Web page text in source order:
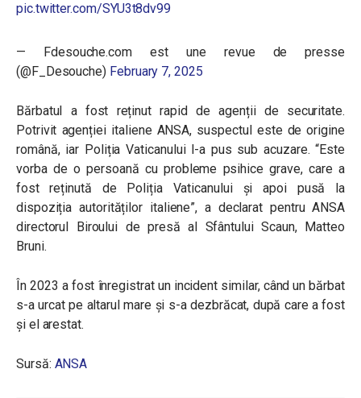
pic.twitter.com/SYU3t8dv99
— Fdesouche.com est une revue de presse
(@F_Desouche) February 7, 2025
Bărbatul a fost reținut rapid de agenții de securitate.
Potrivit agenției italiene ANSA, suspectul este de origine
română, iar Poliția Vaticanului l-a pus sub acuzare. “Este
vorba de o persoană cu probleme psihice grave, care a
fost reținută de Poliția Vaticanului și apoi pusă la
dispoziția autorităților italiene”, a declarat pentru ANSA
directorul Biroului de presă al Sfântului Scaun, Matteo
Bruni.
În 2023 a fost înregistrat un incident similar, când un bărbat
s-a urcat pe altarul mare și s-a dezbrăcat, după care a fost
și el arestat.
Sursă: ANSA